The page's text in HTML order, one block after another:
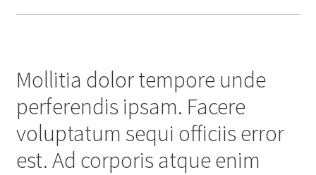
Mollitia dolor tempore unde
perferendis ipsam. Facere
voluptatum sequi officiis error
est. Ad corporis atque enim